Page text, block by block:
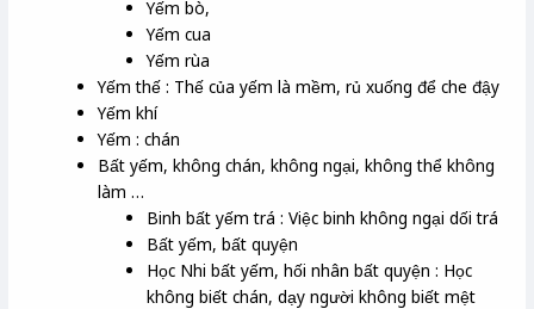
Yếm bò,
Yếm cua
Yếm rùa
Yếm thế : Thế của yếm là mềm, rủ xuống để che đậy
Yếm khí
Yếm : chán
Bất yếm, không chán, không ngại, không thể không
làm …
Binh bất yếm trá : Việc binh không ngại dối trá
Bất yếm, bất quyện
Học Nhi bất yếm, hối nhân bất quyện : Học
không biết chán, dạy người không biết mệt